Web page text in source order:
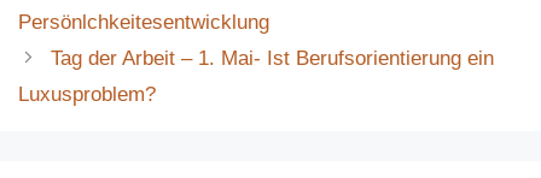
Persönlchkeitesentwicklung
Tag der Arbeit – 1. Mai- Ist Berufsorientierung ein
Luxusproblem?